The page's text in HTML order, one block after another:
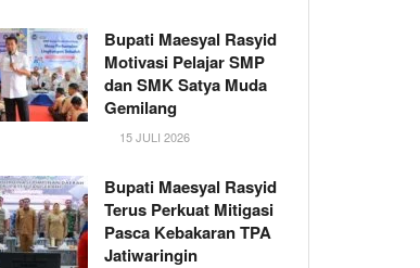
Bupati Maesyal Rasyid
Motivasi Pelajar SMP
dan SMK Satya Muda
Gemilang
15 JULI 2026
Bupati Maesyal Rasyid
Terus Perkuat Mitigasi
Pasca Kebakaran TPA
Jatiwaringin